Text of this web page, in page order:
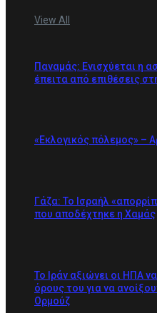
View All
Παναμάς: Ενισχύεται η
έπειτα από επιθέσεις
«Εκλογικός πόλεμος» –
Γάζα: Το Ισραήλ
που αποδέχτηκε η Χαμάς
Το Ιράν αξιώνει οι ΗΠΑ
όρους του για να
Ορμούζ